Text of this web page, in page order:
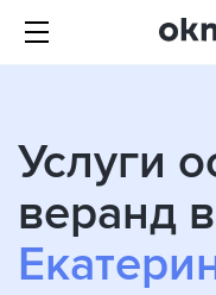
Услуги
веранд в